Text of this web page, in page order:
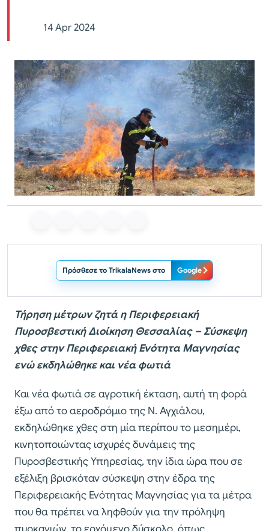
14 Apr 2024
Πρόσθεσε το TrikalaNews στο Google
Τήρηση μέτρων ζητά η Περιφερειακή
Πυροσβεστική Διοίκηση Θεσσαλίας – Σύσκεψη
χθες στην Περιφερειακή Ενότητα Μαγνησίας
ενώ εκδηλώθηκε και νέα φωτιά
Και νέα φωτιά σε αγροτική έκταση, αυτή τη φορά
έξω από το αεροδρόμιο της Ν. Αγχιάλου,
εκδηλώθηκε χθες στη μία περίπου το μεσημέρι,
κινητοποιώντας ισχυρές δυνάμεις της
Πυροσβεστικής Υπηρεσίας, την ίδια ώρα που σε
εξέλιξη βρισκόταν σύσκεψη στην έδρα της
Περιφερειακής Ενότητας Μαγνησίας για τα μέτρα
που θα πρέπει να ληφθούν για την πρόληψη